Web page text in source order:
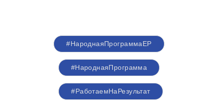
#НароднаяПрограммаЕР
#НароднаяПрограмма
#РаботаемНаРезультат